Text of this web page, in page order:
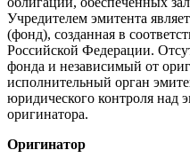
Учредителем эмитента
(фонд), созданная в
Российской Федерации.
фонда и независимый от
исполнительный орган
юридического контроля над
оригинатора.
Оригинатор